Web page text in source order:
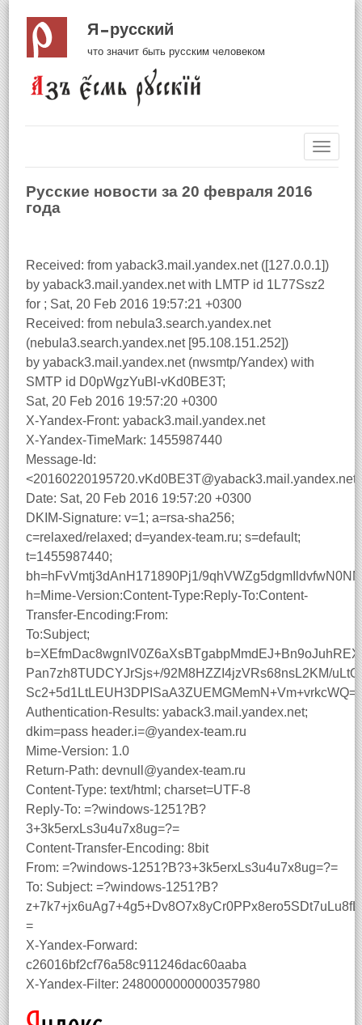
Я русский
что значит быть русским человеком
Русские новости за 20 февраля 2016
года
Received: from yaback3.mail.yandex.net ([127.0.0.1])
by yaback3.mail.yandex.net with LMTP id 1L77Ssz2
for ; Sat, 20 Feb 2016 19:57:21 +0300
Received: from nebula3.search.yandex.net
(nebula3.search.yandex.net [95.108.151.252])
by yaback3.mail.yandex.net (nwsmtp/Yandex) with
SMTP id D0pWgzYuBl-vKd0BE3T;
Sat, 20 Feb 2016 19:57:20 +0300
X-Yandex-Front: yaback3.mail.yandex.net
X-Yandex-TimeMark: 1455987440
Message-Id:
Date: Sat, 20 Feb 2016 19:57:20 +0300
DKIM-Signature: v=1; a=rsa-sha256;
c=relaxed/relaxed; d=yandex-team.ru; s=default;
t=1455987440;
bh=hFvVmtj3dAnH171890Pj1/
h=Mime-Version:Content-Type:Reply-To:Content-
Transfer-Encoding:From:
To:Subject;
Pan7zh8TUDCYJrSjs+/92M8HZZI4jzVRs68nsL2KM/
Sc2+5d1LtLEUH3DPISaA3ZUEMGMemN+Vm+vrkcWQ=
Authentication-Results: yaback3.mail.yandex.net;
dkim=pass header.i=@yandex-team.ru
Mime-Version: 1.0
Return-Path: devnull@yandex-team.ru
Content-Type: text/html; charset=UTF-8
Reply-To: =?windows-1251?B?
3+3k5erxLs3u4u7x8ug=?=
Content-Transfer-Encoding: 8bit
From: =?windows-1251?B?3+3k5erxLs3u4u7x8ug=?=
To: Subject: =?windows-1251?B?
=
X-Yandex-Forward:
c26016bf2cf76a58c911246dac60aaba
X-Yandex-Filter: 2480000000000357980